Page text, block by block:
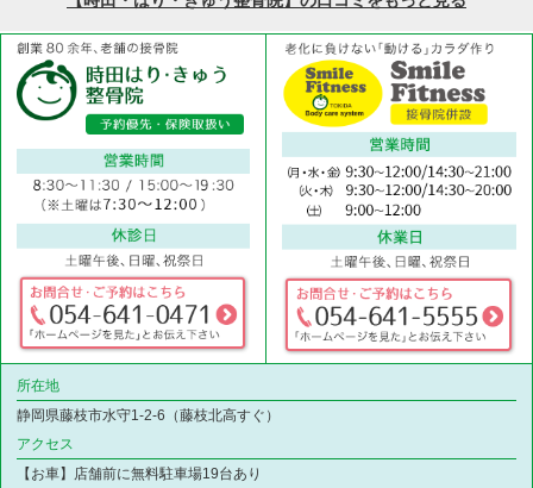
所在地
静岡県藤枝市水守1-2-6（藤枝北高すぐ）
アクセス
【お車】店舗前に無料駐車場19台あり